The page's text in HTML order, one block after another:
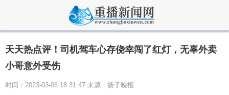
天天热点评！司机驾车心存侥幸闯了红灯，无辜外卖
小哥意外受伤
时间：2023-03-06 18:31:47 来源：扬子晚报